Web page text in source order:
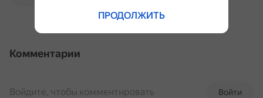
Комментарии
Войти
Войдите, чтобы комментировать
ПРОДОЛЖИТЬ